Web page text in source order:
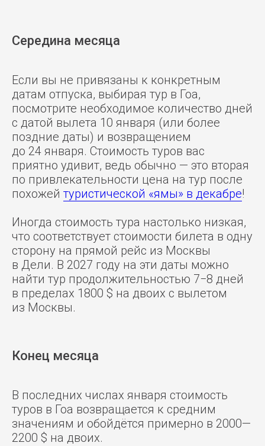
Середина месяца
Если вы не привязаны к конкретным
датам отпуска, выбирая тур в Гоа,
посмотрите необходимое количество дней
с датой вылета 10 января (или более
поздние даты) и возвращением
до 24 января. Стоимость туров вас
приятно удивит, ведь обычно — это вторая
по привлекательности цена на тур после
похожей туристической «ямы» в декабре!
Иногда стоимость тура настолько низкая,
что соответствует стоимости билета в одну
сторону на прямой рейс из Москвы
в Дели. В 2027 году на эти даты можно
найти тур продолжительностью 7−8 дней
в пределах 1800 $ на двоих с вылетом
из Москвы.
Конец месяца
В последних числах января стоимость
туров в Гоа возвращается к средним
значениям и обойдётся примерно в 2000—
2200 $ на двоих.